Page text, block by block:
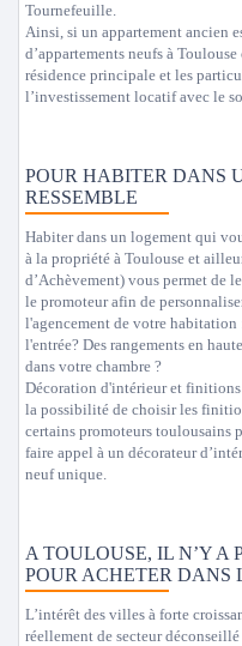
Tournefeuille.
Ainsi, si un appartement ancien
d’appartements neufs à
résidence principale et les
l’investissement locatif avec le
POUR HABITER DANS
RESSEMBLE
Habiter dans un logement qui
à la propriété à Toulouse et
d’Achèvement) vous permet de
le promoteur afin de
l'agencement de votre habitation
l'entrée? Des rangements en
dans votre chambre ?
Décoration d'intérieur et finitions
la possibilité de choisir les
certains promoteurs toulousains
faire appel à un décorateur
neuf unique.
A TOULOUSE, IL N’Y A
POUR ACHETER DANS
L’intérêt des villes à forte
réellement de secteur